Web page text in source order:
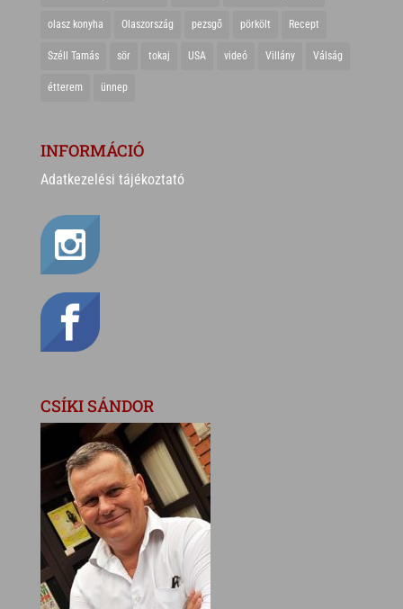
olasz konyha Olaszország pezsgő pörkölt Recept
Széll Tamás sör tokaj USA videó Villány Válság
étterem ünnep
INFORMÁCIÓ
Adatkezelési tájékoztató
CSÍKI SÁNDOR